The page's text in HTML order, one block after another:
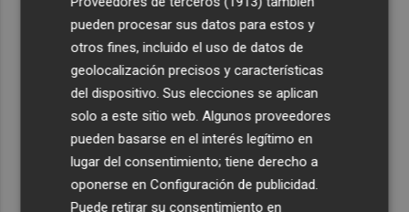
pueden procesar sus datos para estos y
otros fines, incluido el uso de datos de
geolocalización precisos y características
del dispositivo. Sus elecciones se aplican
solo a este sitio web. Algunos proveedores
pueden basarse en el interés legítimo en
lugar del consentimiento; tiene derecho a
oponerse enConfiguración de publicidad.
Puede retirar su consentimiento en